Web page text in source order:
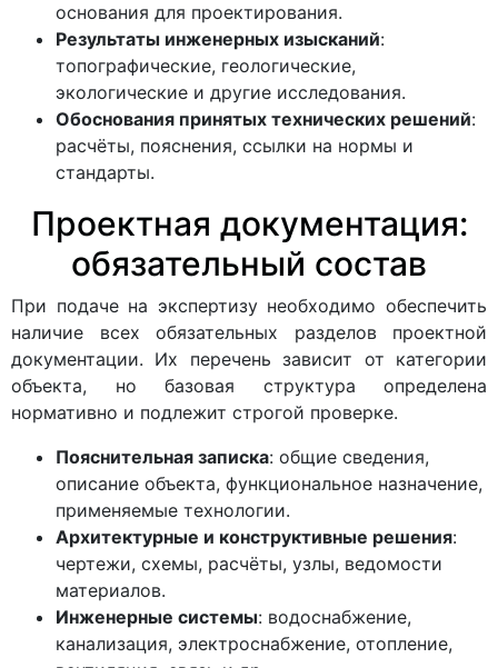
основания для проектирования.
Результаты инженерных изысканий:
топографические, геологические,
экологические и другие исследования.
Обоснования принятых технических решений:
расчёты, пояснения, ссылки на нормы и
стандарты.
Проектная документация:
обязательный состав
При подаче на экспертизу необходимо обеспечить
наличие всех обязательных разделов проектной
документации. Их перечень зависит от категории
объекта, но базовая структура определена
нормативно и подлежит строгой проверке.
Пояснительная записка: общие сведения,
описание объекта, функциональное назначение,
применяемые технологии.
Архитектурные и конструктивные решения:
чертежи, схемы, расчёты, узлы, ведомости
материалов.
Инженерные системы: водоснабжение,
канализация, электроснабжение, отопление,